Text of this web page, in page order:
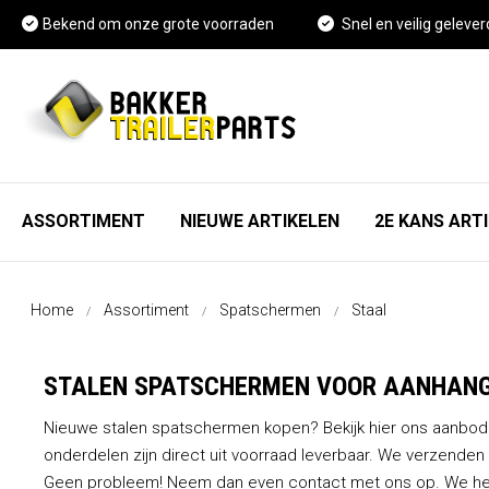
Bekend om onze grote voorraden Snel en veilig
ASSORTIMENT NIEUWE ARTIKELEN 2E KANS
As, wiel en rem onderdelen
Koppelingen en toebehoren
FAQ
Home Assortiment Spatschermen Staal
STALEN SPATSCHERMEN VOOR
Nieuwe stalen spatschermen kopen? Bekijk hier ons
onderdelen zijn direct uit voorraad leverbaar. We
Geen probleem! Neem dan even contact met ons op. We